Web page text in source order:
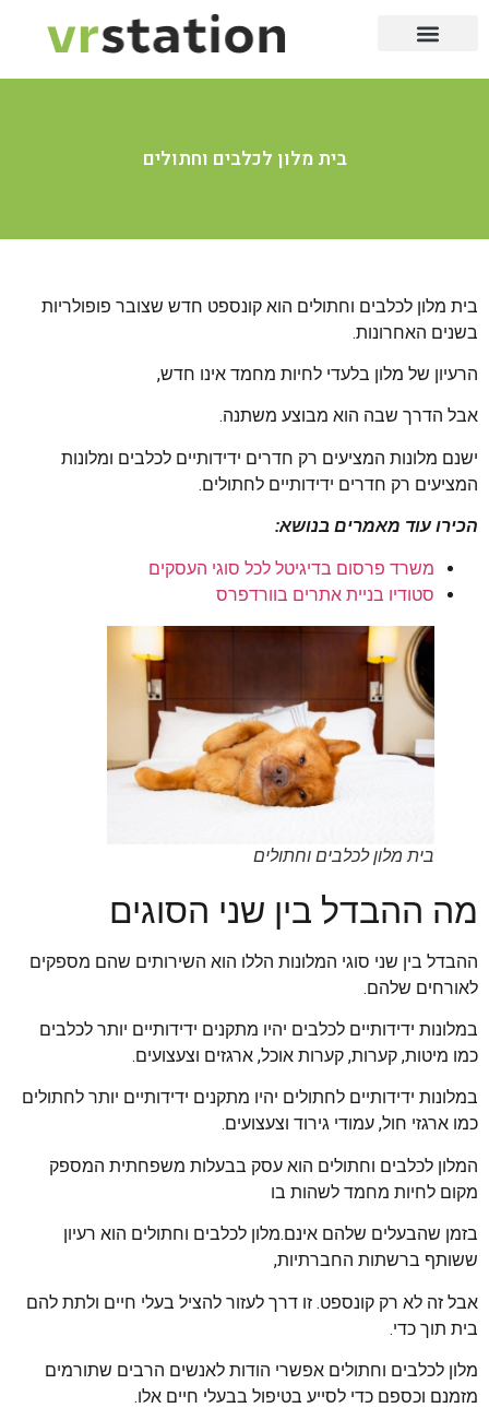
בית מלון לכלבים וחתולים
בית מלון לכלבים וחתולים הוא קונספט חדש שצובר פופולריות
בשנים האחרונות.
הרעיון של מלון בלעדי לחיות מחמד אינו חדש,
אבל הדרך שבה הוא מבוצע משתנה.
ישנם מלונות המציעים רק חדרים ידידותיים לכלבים ומלונות
המציעים רק חדרים ידידותיים לחתולים.
הכירו עוד מאמרים בנושא:
משרד פרסום בדיגיטל לכל סוגי העסקים
סטודיו בניית אתרים בוורדפרס
בית מלון לכלבים וחתולים
מה ההבדל בין שני הסוגים
ההבדל בין שני סוגי המלונות הללו הוא השירותים שהם מספקים
לאורחים שלהם.
במלונות ידידותיים לכלבים יהיו מתקנים ידידותיים יותר לכלבים
כמו מיטות, קערות, קערות אוכל, ארגזים וצעצועים.
במלונות ידידותיים לחתולים יהיו מתקנים ידידותיים יותר לחתולים
כמו ארגזי חול, עמודי גירוד וצעצועים.
המלון לכלבים וחתולים הוא עסק בבעלות משפחתית המספק
מקום לחיות מחמד לשהות בו
בזמן שהבעלים שלהם אינם.מלון לכלבים וחתולים הוא רעיון
ששותף ברשתות החברתיות,
אבל זה לא רק קונספט. זו דרך לעזור להציל בעלי חיים ולתת להם
בית תוך כדי.
מלון לכלבים וחתולים אפשרי הודות לאנשים הרבים שתורמים
מזמנם וכספם כדי לסייע בטיפול בבעלי חיים אלו.